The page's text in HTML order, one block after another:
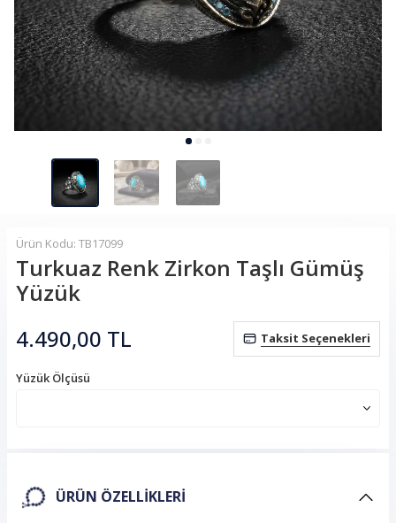
Ürün Kodu: TB17099
Turkuaz Renk Zirkon Taşlı Gümüş
Yüzük
4.490,00 TL Taksit Seçenekleri
Yüzük Ölçüsü
ÜRÜN ÖZELLIKLERI